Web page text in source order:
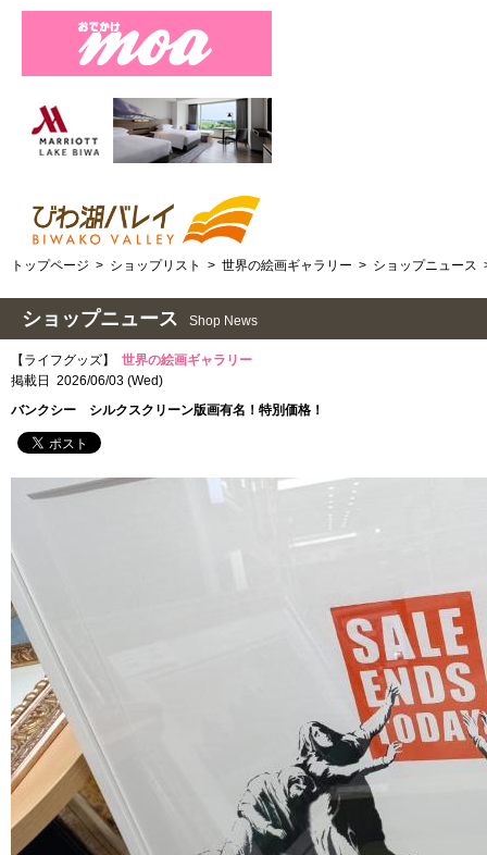
トップページ > ショップリスト > 世界の絵画ギャラリー > ショップニュース
ショップニュース Shop News
【ライフグッズ】 世界の絵画ギャラリー
掲載日 2026/06/03 (Wed)
バンクシー シルクスクリーン版画有名！特別価格！